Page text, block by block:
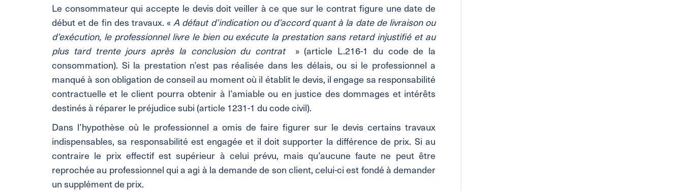
Le consommateur qui accepte le devis doit veiller à ce que sur le contrat figure une date de
début et de fin des travaux. «A défaut d’indication ou d’accord quant à la date de livraison ou
d’exécution, le professionnel livre le bien ou exécute la prestation sans retard injustifié et au
plus tard trente jours après la conclusion du contrat
» (article L.216-1 du code de la
consommation). Si la prestation n’est pas réalisée dans les délais, ou si le professionnel a
manqué à son obligation de conseil au moment où il établit le devis, il engage sa responsabilité
contractuelle et le client pourra obtenir à l’amiable ou en justice des dommages et intérêts
destinés à réparer le préjudice subi (article 1231-1 du code civil).
Dans l’hypothèse où le professionnel a omis de faire figurer sur le devis certains travaux
indispensables, sa responsabilité est engagée et il doit supporter la différence de prix. Si au
contraire le prix effectif est supérieur à celui prévu, mais qu’aucune faute ne peut être
reprochée au professionnel qui a agi à la demande de son client, celui-ci est fondé à demander
un supplément de prix.